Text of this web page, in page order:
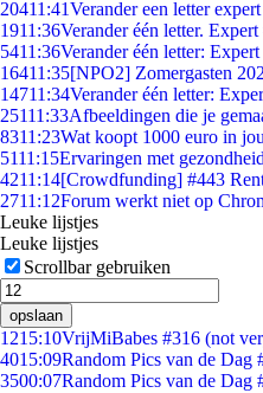
20411:41Verander een letter
1911:36Verander één letter.
5411:36Verander één letter:
16411:35[NPO2] Zomergasten
14711:34Verander één letter:
25111:33Afbeeldingen die je
8311:23Wat koopt 1000 euro in
5111:15Ervaringen met
4211:14[Crowdfunding] #443
2711:12Forum werkt niet op
Leuke lijstjes
Leuke lijstjes
Scrollbar gebruiken
opslaan
1215:10VrijMiBabes #316 (not
4015:09Random Pics van de Dag
3500:07Random Pics van de Dag